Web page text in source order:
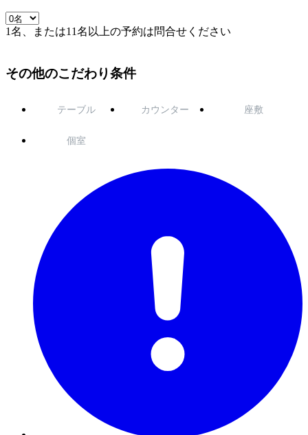
1名、または11名以上の予約は問合せください
その他のこだわり条件
テーブル カウンター 座敷
個室